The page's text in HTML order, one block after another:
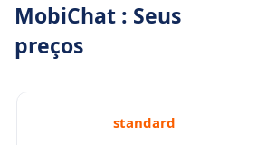
MobiChat : Seus
preços
standard